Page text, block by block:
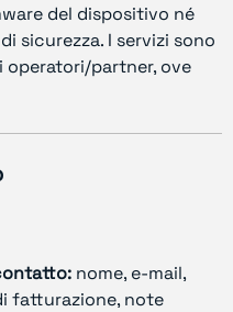
del dispositivo né
sicurezza. I servizi sono
partner, ove
nome, e-mail,
fatturazione, note